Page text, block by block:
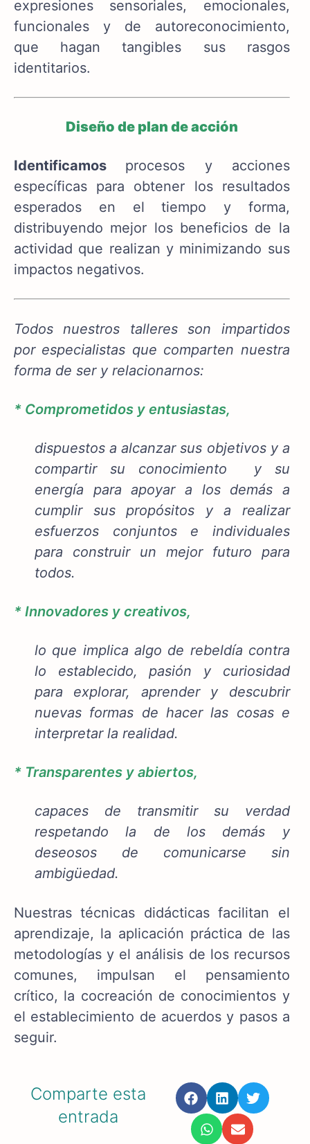
expresiones sensoriales, emocionales,
funcionales y de autoreconocimiento,
que hagan tangibles sus rasgos
identitarios.
Diseño de plan de acción
Identificamos procesos y acciones
específicas para obtener los resultados
esperados en el tiempo y forma,
distribuyendo mejor los beneficios de la
actividad que realizan y minimizando sus
impactos negativos.
Todos nuestros talleres son impartidos
por especialistas que comparten nuestra
forma de ser y relacionarnos:
* Comprometidos y entusiastas,
dispuestos a alcanzar sus objetivos y a
compartir su conocimiento y su
energía para apoyar a los demás a
cumplir sus propósitos y a realizar
esfuerzos conjuntos e individuales
para construir un mejor futuro para
todos.
* Innovadores y creativos,
lo que implica algo de rebeldía contra
lo establecido, pasión y curiosidad
para explorar, aprender y descubrir
nuevas formas de hacer las cosas e
interpretar la realidad.
* Transparentes y abiertos,
capaces de transmitir su verdad
respetando la de los demás y
deseosos de comunicarse sin
ambigüedad.
Nuestras técnicas didácticas facilitan el
aprendizaje, la aplicación práctica de las
metodologías y el análisis de los recursos
comunes, impulsan el pensamiento
crítico, la cocreación de conocimientos y
el establecimiento de acuerdos y pasos a
seguir.
Comparte esta
entrada